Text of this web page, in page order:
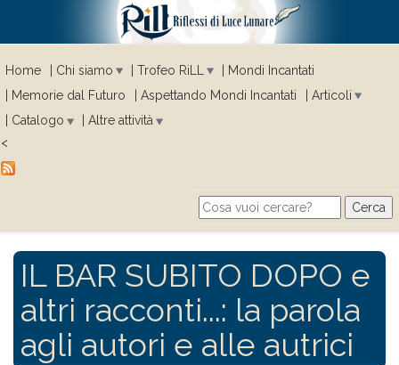
Home Chi siamo Trofeo RiLL
Mondi Incantati
Memorie dal Futuro
Aspettando Mondi Incantati
Articoli
Catalogo
Altre attività
<
Search form
Cerca
IL BAR SUBITO DOPO e
altri racconti...: la parola
agli autori e alle autrici